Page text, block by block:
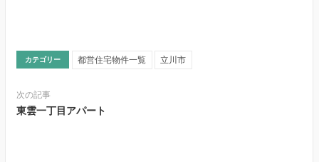
カテゴリー 都営住宅物件一覧 立川市
次の記事
東雲一丁目アパート